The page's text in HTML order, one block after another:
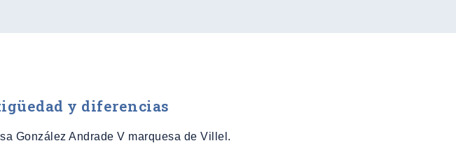
y diferencias
González Andrade V marquesa de Villel.